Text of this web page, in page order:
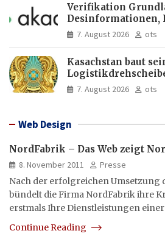
Verifikation
Desinformationen,
manipulierte
7. August 2026 ots
Kasachstan baut
und Asien aus
7. August 2026 ots
Web Design
NordFabrik – Das Web zeigt
8. November 2011
Presse
Nach der erfolgreichen Umsetzung
bündelt die Firma NordFabrik ihre
erstmals Ihre Dienstleistungen
Continue Reading